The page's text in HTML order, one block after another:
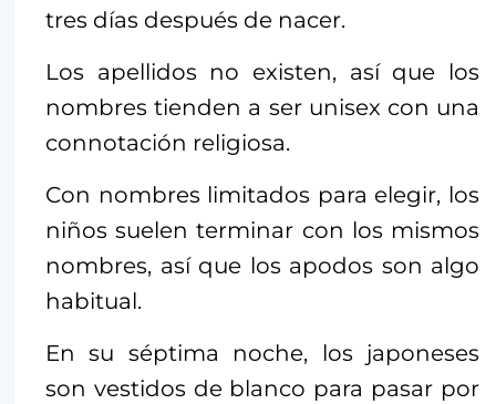
tres días después de nacer.
Los apellidos no existen, así que los
nombres tienden a ser unisex con una
connotación religiosa.
Con nombres limitados para elegir, los
niños suelen terminar con los mismos
nombres, así que los apodos son algo
habitual.
En su séptima noche, los japoneses
son vestidos de blanco para pasar por